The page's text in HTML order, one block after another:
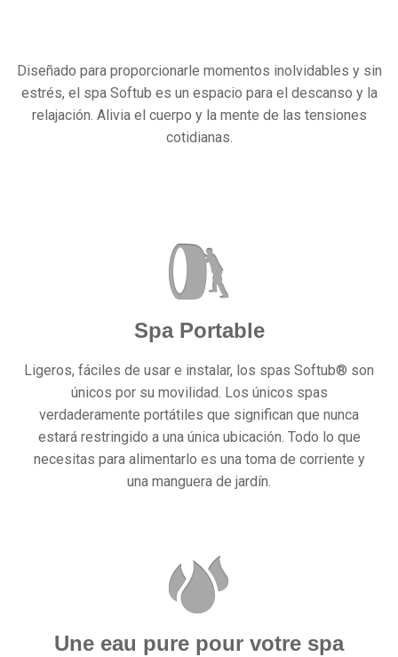
Diseñado para proporcionarle momentos inolvidables y sin
estrés, el spa Softub es un espacio para el descanso y la
relajación. Alivia el cuerpo y la mente de las tensiones
cotidianas.
Spa Portable
Ligeros, fáciles de usar e instalar, los spas Softub® son
únicos por su movilidad. Los únicos spas
verdaderamente portátiles que significan que nunca
estará restringido a una única ubicación. Todo lo que
necesitas para alimentarlo es una toma de corriente y
una manguera de jardín.
Une eau pure pour votre spa